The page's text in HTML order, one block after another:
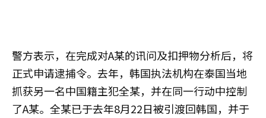
警方表示，在完成对A某的讯问及扣押物分析后，将
正式申请逮捕令。去年，韩国执法机构在泰国当地
抓获另一名中国籍主犯全某，并在同一行动中控制
了A某。全某已于去年8月22日被引渡回韩国，并于